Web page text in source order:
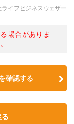
イフビジネスウェザー
場合がありま
確認する
る